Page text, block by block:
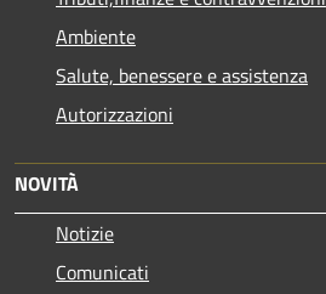
Ambiente
Salute, benessere e assistenza
Autorizzazioni
NOVITÀ
Notizie
Comunicati